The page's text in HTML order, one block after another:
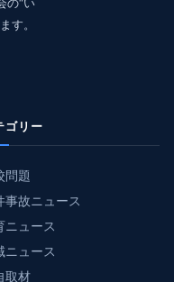
す。
ゴリー
問題
事故ニュース
ニュース
ニュース
取材